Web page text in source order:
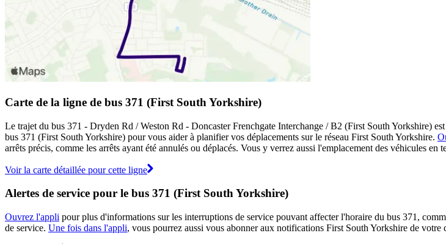
Carte de la ligne de bus 371 (First South Yorkshire)
Le trajet du bus 371 - Dryden Rd / Weston Rd - Doncaster Frenchgate Interchange / B2 (First South Yorkshire)
bus 371 (First South Yorkshire) pour vous aider à planifier vos déplacements sur le réseau First South Yorkshire.
arrêts précis, comme les arrêts ayant été annulés ou déplacés. Vous y verrez aussi l'emplacement des véhicules
Voir la carte détaillée pour cette ligne
Alertes de service pour le bus 371 (First South Yorkshire)
Ouvrez l'appli pour plus d'informations sur les interruptions de service pouvant affecter l'horaire du bus 371,
de service. Une fois dans l'appli, vous pourrez aussi vous abonner aux notifications First South Yorkshire de